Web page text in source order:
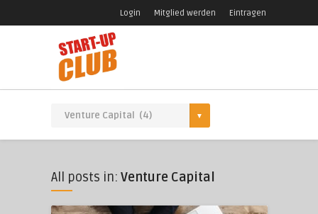
Login Mitglied werden Eintragen
All posts in: Venture Capital